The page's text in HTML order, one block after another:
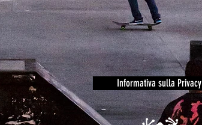
Informativa sulla Privacy